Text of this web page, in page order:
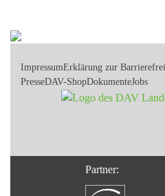
ImpressumErklärung zur
PresseDAV-ShopDokumenteJobs
Partner: